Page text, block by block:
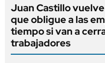
Juan Castillo
que obligue a las
tiempo si van a
trabajadores